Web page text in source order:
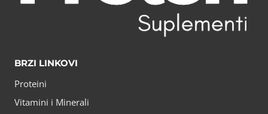
BRZI LINKOVI
Proteini
Vitamini i Minerali